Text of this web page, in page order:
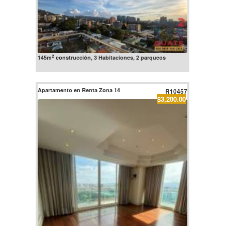
145m2construcción, 3 Habitaciones, 2 parqueos
Apartamento en Renta Zona 14 R10457
$3,200.00